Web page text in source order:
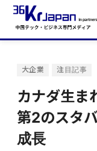
大企業 注目記事
カナダ生ま
第2のスタ
成長